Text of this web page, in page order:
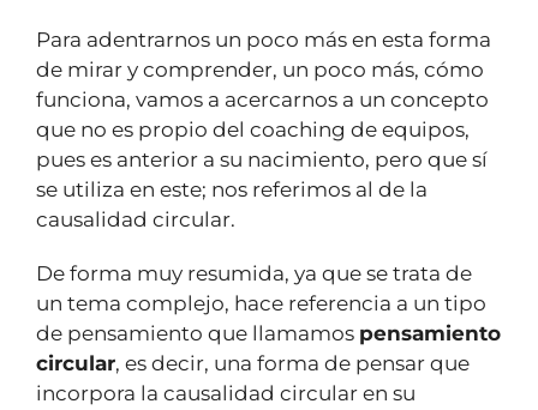
Para adentrarnos un poco más en esta forma
de mirar y comprender, un poco más, cómo
funciona, vamos a acercarnos a un concepto
que no es propio del coaching de equipos,
pues es anterior a su nacimiento, pero que sí
se utiliza en este; nos referimos al de la
causalidad circular.
De forma muy resumida, ya que se trata de
un tema complejo, hace referencia a un tipo
de pensamiento que llamamos pensamiento
circular, es decir, una forma de pensar que
incorpora la causalidad circular en su